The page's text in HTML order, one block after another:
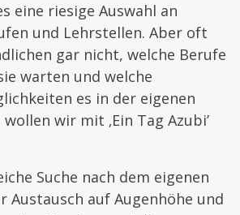
eine riesige Auswahl an
und Lehrstellen. Aber oft
gar nicht, welche Berufe
warten und welche
es in der eigenen
wir mit ‚Ein Tag Azubi’
Suche nach dem eigenen
Austausch auf Augenhöhe und